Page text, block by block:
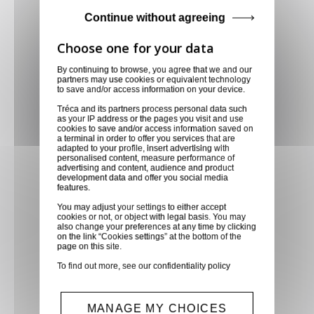
Paypal, ...
Service client
Optez pour la tranquillité
d'esprit en confiant vos
demandes techniques et devis
à notre service clients par mail.
Notre équipe d'experts est
prête à vous fournir des
solutions sur mesure et des
réponses rapides. Envoyez-
nous un mail aujourd'hui pour
bénéficier de conseils
techniques spécialisés et
adapté à vos besoins
spécifiques
By continuing to browse, you agree that we and our
partners may use cookies or equivalent technology
to save and/or access information on your device.
Tréca and its partners process personal data such
as your IP address or the pages you visit and use
cookies to save and/or access information saved on
a terminal in order to offer you services that are
adapted to your profile, insert advertising with
personalised content, measure performance of
advertising and content, audience and product
development data and offer you social media
features.
You may adjust your settings to either accept
cookies or not, or object with legal basis. You may
also change your preferences at any time by clicking
on the link “Cookies settings” at the bottom of the
page on this site.
To find out more, see ourconfidentiality policy
Continue without agreeing
MANAGE MY CHOICES